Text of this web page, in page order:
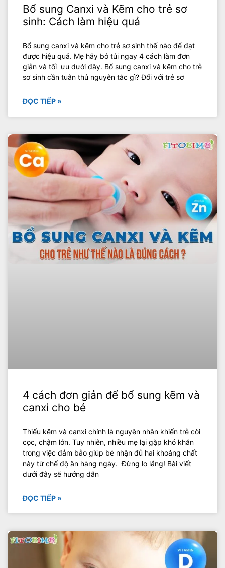
Bổ sung Canxi và Kẽm cho trẻ sơ
sinh: Cách làm hiệu quả
Bổ sung canxi và kẽm cho trẻ sơ sinh thế nào để đạt
được hiệu quả. Mẹ hãy bỏ túi ngay 4 cách làm đơn
giản và tối ưu dưới đây. Bổ sung canxi và kẽm cho trẻ
sơ sinh cần tuân thủ nguyên tắc gì? Đối với trẻ sơ
ĐỌC TIẾP »
4 cách đơn giản để bổ sung kẽm và
canxi cho bé
Thiếu kẽm và canxi chính là nguyên nhân khiến trẻ còi
cọc, chậm lớn. Tuy nhiên, nhiều mẹ lại gặp khó khăn
trong việc đảm bảo giúp bé nhận đủ hai khoáng chất
này từ chế độ ăn hàng ngày. Đừng lo lắng! Bài viết
dưới đây sẽ hướng dẫn
ĐỌC TIẾP »